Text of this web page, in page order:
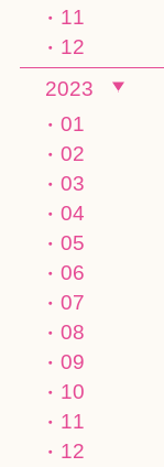
11
12
2023
01
02
03
04
05
06
07
08
09
10
11
12